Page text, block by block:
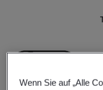
Wenn Sie auf „Alle